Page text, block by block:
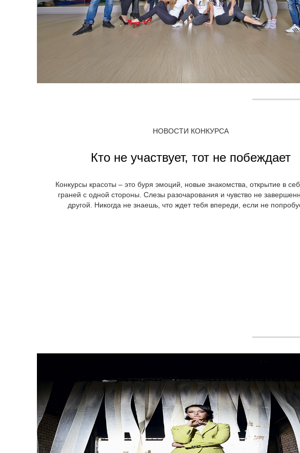
НОВОСТИ КОНКУРСА
Кто не участвует, тот не побеждает
Конкурсы красоты – это буря эмоций, новые знакомства, открытие в
граней с одной стороны. Слезы разочарования и чувство не
другой. Никогда не знаешь, что ждет тебя впереди, если не